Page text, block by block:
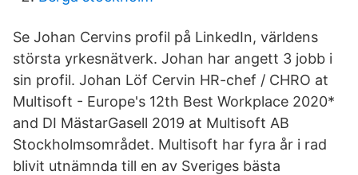
Se Johan Cervins profil på LinkedIn, världens
största yrkesnätverk. Johan har angett 3 jobb i
sin profil. Johan Löf Cervin HR-chef / CHRO at
Multisoft - Europe's 12th Best Workplace 2020*
and DI MästarGasell 2019 at Multisoft AB
Stockholmsområdet. Multisoft har fyra år i rad
blivit utnämnda till en av Sveriges bästa